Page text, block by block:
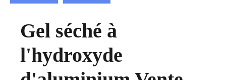
Gel séché à
l'hydroxyde